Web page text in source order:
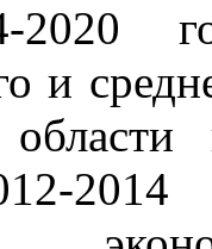
2020
и
2014